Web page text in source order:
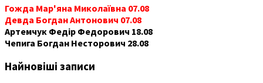
Гожда Мар'яна Миколаївна 07.08
Девда Богдан Антонович 07.08
Артемчук Федір Федорович 18.08
Чепига Богдан Несторович 28.08
Найновіші записи